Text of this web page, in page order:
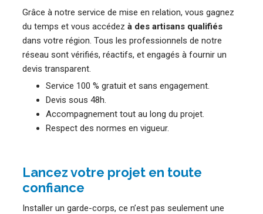
Grâce à notre service de mise en relation, vous gagnez
du temps et vous accédez à des artisans qualifiés
dans votre région. Tous les professionnels de notre
réseau sont vérifiés, réactifs, et engagés à fournir un
devis transparent.
Service 100 % gratuit et sans engagement.
Devis sous 48h.
Accompagnement tout au long du projet.
Respect des normes en vigueur.
Lancez votre projet en toute
confiance
Installer un garde-corps, ce n’est pas seulement une